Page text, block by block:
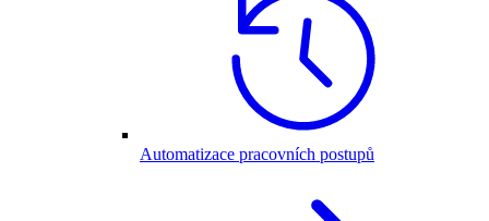
Automatizace pracovních postupů